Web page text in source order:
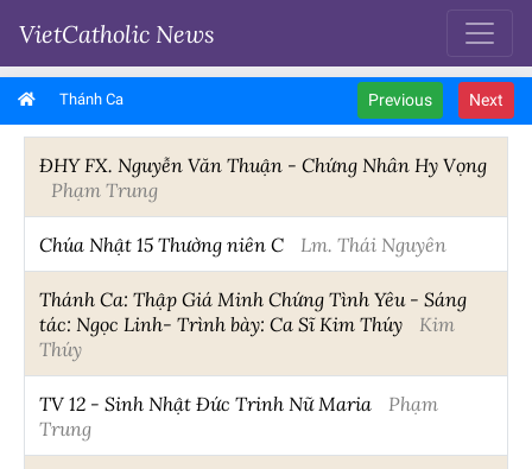
VietCatholic News
Thánh Ca Previous Next
ĐHY FX. Nguyễn Văn Thuận - Chứng Nhân Hy Vọng
Phạm Trung
Chúa Nhật 15 Thường niên C Lm. Thái Nguyên
Thánh Ca: Thập Giá Minh Chứng Tình Yêu - Sáng
tác: Ngọc Linh- Trình bày: Ca Sĩ Kim Thúy
Kim
Thúy
TV 12 - Sinh Nhật Đức Trinh Nữ Maria
Phạm
Trung